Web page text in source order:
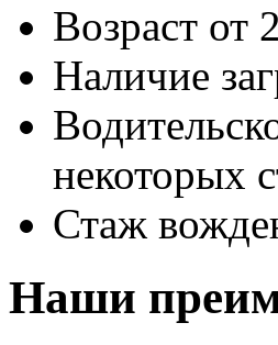
Возраст от
Наличие
некоторых
Стаж
Наши